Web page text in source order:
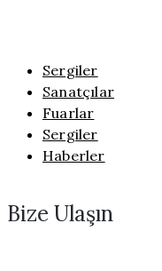
Sergiler
Sanatçılar
Fuarlar
Sergiler
Haberler
Bize Ulaşın